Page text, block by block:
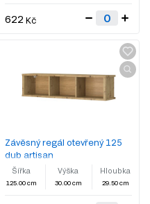
622 Kč
Závěsný regál otevřený 125
dub artisan
Šířka
125.00 cm
Výška
30.00 cm
Hloubka
29.50 cm